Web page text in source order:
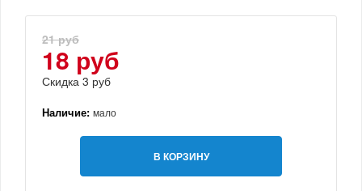
21 руб
18 руб
Скидка 3 руб
Наличие: мало
В КОРЗИНУ